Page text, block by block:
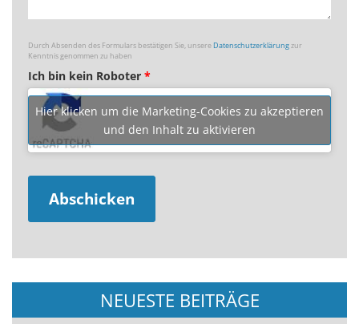
Durch Absenden des Formulars bestätigen Sie, unsereDatenschutzerklärungzur
Kenntnis genommen zu haben
Ich bin kein Roboter *
Hier klicken um die Marketing-Cookies zu akzeptieren
und den Inhalt zu aktivieren
NEUESTE BEITRÄGE